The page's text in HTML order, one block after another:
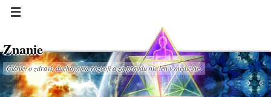
Znanie
Články o zdraví, duchovnom rozvoji a za pravdu nie len v medicíne.